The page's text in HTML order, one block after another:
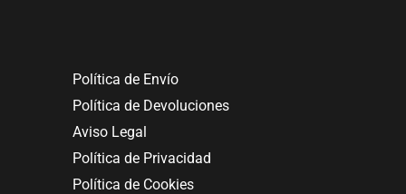
Política de Envío
Política de Devoluciones
Aviso Legal
Política de Privacidad
Política de Cookies